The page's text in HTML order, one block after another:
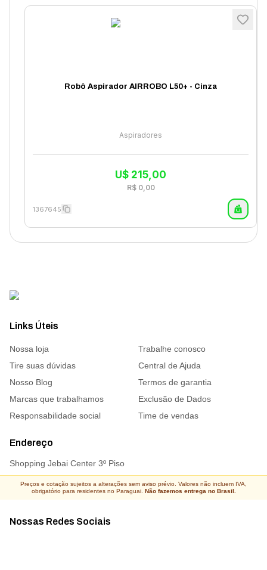
Robô Aspirador AIRROBO L50+ - Cinza
Aspiradores
U$ 215,00
R$ 0,00
1367645
Links Úteis
Nossa loja
Trabalhe conosco
Tire suas dúvidas
Central de Ajuda
Nosso Blog
Termos de garantia
Marcas que trabalhamos
Exclusão de Dados
Responsabilidade social
Time de vendas
Endereço
Shopping Jebai Center 3º Piso
Nossas Redes Sociais
Preços e cotação sujeitos a alterações sem aviso prévio. Valores não incluem IVA,
obrigatório para residentes no Paraguai. Não fazemos entrega no Brasil.